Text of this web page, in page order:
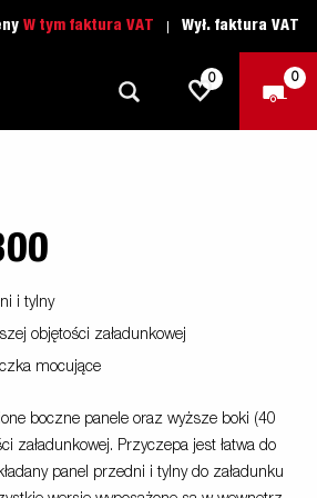
W tym faktura VAT Wył. faktura VAT
Dla Profesjonalistów
0 0
i tylny
objętości załadunkowej
mocujące
boczne panele oraz wyższe boki (40
załadunkowej. Przyczepa jest łatwa do
panel przedni i tylny do załadunku